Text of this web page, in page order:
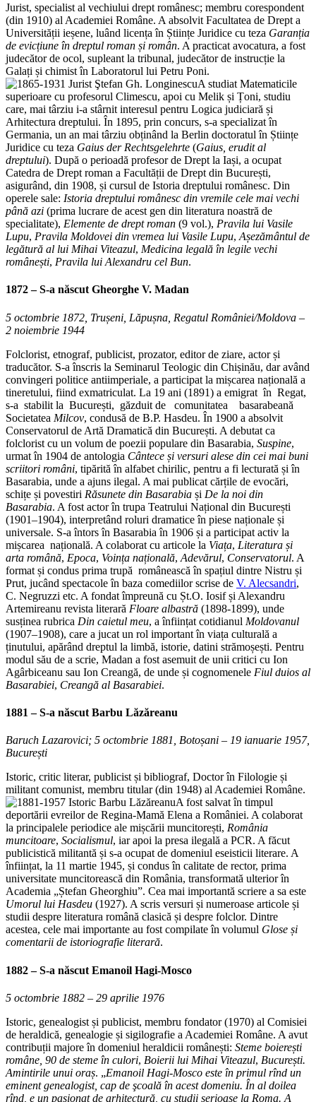
Jurist, specialist al vechiului drept românesc; membru corespondent
(din 1910) al Academiei Române. A absolvit Facultatea de Drept a
Universității ieșene, luând licența în Științe Juridice cu teza Garanția
de evicțiune în dreptul roman și român. A practicat avocatura, a fost
judecător de ocol, supleant la tribunal, judecător de instrucție la
Galați și chimist în Laboratorul lui Petru Poni.
A studiat Matematicile
superioare cu profesorul Climescu, apoi cu Melik și Țoni, studiu
care, mai târziu i-a stârnit interesul pentru Logica judiciară și
Arhitectura dreptului. În 1895, prin concurs, s-a specializat în
Germania, un an mai târziu obținând la Berlin doctoratul în Științe
Juridice cu teza Gaius der Rechtsgelehrte (Gaius, erudit al
dreptului). După o perioadă profesor de Drept la Iași, a ocupat
Catedra de Drept roman a Facultății de Drept din București,
asigurând, din 1908, și cursul de Istoria dreptului românesc. Din
operele sale: Istoria dreptului românesc din vremile cele mai vechi
până azi (prima lucrare de acest gen din literatura noastră de
specialitate), Elemente de drept roman (9 vol.), Pravila lui Vasile
Lupu, Pravila Moldovei din vremea lui Vasile Lupu, Așezământul de
legătură al lui Mihai Viteazul, Medicina legală în legile vechi
românești, Pravila lui Alexandru cel Bun.
1872– S-a născut Gheorghe V. Madan
5 octombrie 1872, Trușeni, Lăpușna, Regatul României/Moldova –
2 noiembrie 1944
Folclorist, etnograf, publicist, prozator, editor de ziare, actor și
traducător. S-a înscris la Seminarul Teologic din Chișinău, dar având
convingeri politice antiimperiale, a participat la mișcarea națională a
tineretului, fiind exmatriculat. La 19 ani (1891) a emigrat în Regat,
s-a stabilit la București, găzduit de comunitatea basarabeană
Societatea Milcov, condusă de B.P. Hasdeu. În 1900 a absolvit
Conservatorul de Artă Dramatică din București. A debutat ca
folclorist cu un volum de poezii populare din Basarabia, Suspine,
urmat în 1904 de antologia Cântece și versuri alese din cei mai buni
scriitori români, tipărită în alfabet chirilic, pentru a fi lecturată și în
Basarabia, unde a ajuns ilegal. A mai publicat cărțile de evocări,
schițe și povestiri Răsunete din Basarabia și De la noi din
Basarabia. A fost actor în trupa Teatrului Național din București
(1901–1904), interpretând roluri dramatice în piese naționale și
universale. S-a întors în Basarabia în 1906 și a participat activ la
mișcarea națională. A colaborat cu articole la Viața, Literatura și
arta română, Epoca, Voința națională, Adevărul, Conservatorul. A
format și condus prima trupă românească în spațiul dintre Nistru și
Prut, jucând spectacole în baza comediilor scrise de V. Alecsandri,
C. Negruzzi etc. A fondat împreună cu Șt.O. Iosif și Alexandru
Artemireanu revista literară Floare albastră (1898-1899), unde
susținea rubrica Din caietul meu, a înființat cotidianul Moldovanul
(1907–1908), care a jucat un rol important în viața culturală a
ținutului, apărând dreptul la limbă, istorie, datini strămoșești. Pentru
modul său de a scrie, Madan a fost asemuit de unii critici cu Ion
Agârbiceanu sau Ion Creangă, de unde și cognomenele Fiul duios al
Basarabiei, Creangă al Basarabiei.
1881 – S-a născut Barbu Lăzăreanu
Baruch Lazarovici; 5 octombrie 1881, Botoșani – 19 ianuarie 1957,
București
Istoric, critic literar, publicist și bibliograf, Doctor în Filologie și
militant comunist, membru titular (din 1948) al Academiei Române.
A fost salvat în timpul
deportării evreilor de Regina-Mamă Elena a României. A colaborat
la principalele periodice ale mișcării muncitorești, România
muncitoare, Socialismul, iar apoi la presa ilegală a PCR. A făcut
publicistică militantă și s-a ocupat de domeniul eseisticii literare. A
înființat, la 11 martie 1945, și condus în calitate de rector, prima
universitate muncitorească din România, transformată ulterior în
Academia „Ștefan Gheorghiu”. Cea mai importantă scriere a sa este
Umorul lui Hasdeu (1927). A scris versuri și numeroase articole și
studii despre literatura română clasică și despre folclor. Dintre
acestea, cele mai importante au fost compilate în volumul Glose și
comentarii de istoriografie literară.
1882– S-a născut Emanoil Hagi-Mosco
5 octombrie 1882 – 29 aprilie 1976
Istoric, genealogist și publicist, membru fondator (1970) al Comisiei
de heraldică, genealogie și sigilografie a Academiei Române. A avut
contribuții majore în domeniul heraldicii românești: Steme boierești
române, 90 de steme în culori, Boierii lui Mihai Viteazul, București.
Amintirile unui oraș. „Emanoil Hagi-Mosco este în primul rînd un
eminent genealogist, cap de şcoală în acest domeniu. În al doilea
rînd, e un pasionat de arhitectură, cu studii serioase la Roma. A